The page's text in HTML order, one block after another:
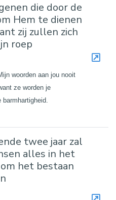
die door de
Hem te dienen
zij zullen zich
roep
woorden aan jou nooit
ze worden je
barmhartigheid.
twee jaar zal
alles in het
het bestaan